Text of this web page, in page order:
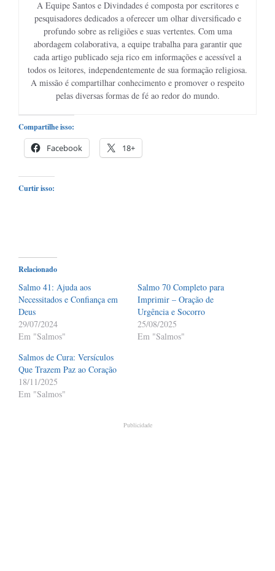
A Equipe Santos e Divindades é composta por escritores e
pesquisadores dedicados a oferecer um olhar diversificado e
profundo sobre as religiões e suas vertentes. Com uma
abordagem colaborativa, a equipe trabalha para garantir que
cada artigo publicado seja rico em informações e acessível a
todos os leitores, independentemente de sua formação religiosa.
A missão é compartilhar conhecimento e promover o respeito
pelas diversas formas de fé ao redor do mundo.
Compartilhe isso:
Facebook 18+
Curtir isso:
Relacionado
Salmo 41: Ajuda aos
Necessitados e Confiança em
Deus
29/07/2024
Em "Salmos"
Salmo 70 Completo para
Imprimir – Oração de
Urgência e Socorro
25/08/2025
Em "Salmos"
Salmos de Cura: Versículos
Que Trazem Paz ao Coração
18/11/2025
Em "Salmos"
Publicidade